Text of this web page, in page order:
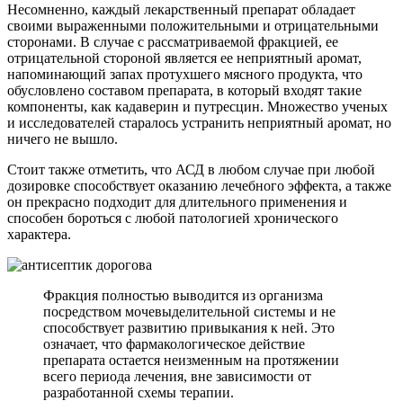
Несомненно, каждый лекарственный препарат обладает
своими выраженными положительными и отрицательными
сторонами. В случае с рассматриваемой фракцией, ее
отрицательной стороной является ее неприятный аромат,
напоминающий запах протухшего мясного продукта, что
обусловлено составом препарата, в который входят такие
компоненты, как кадаверин и путресцин. Множество ученых
и исследователей старалось устранить неприятный аромат, но
ничего не вышло.
Стоит также отметить, что АСД в любом случае при любой
дозировке способствует оказанию лечебного эффекта, а также
он прекрасно подходит для длительного применения и
способен бороться с любой патологией хронического
характера.
Фракция полностью выводится из организма
посредством мочевыделительной системы и не
способствует развитию привыкания к ней. Это
означает, что фармакологическое действие
препарата остается неизменным на протяжении
всего периода лечения, вне зависимости от
разработанной схемы терапии.